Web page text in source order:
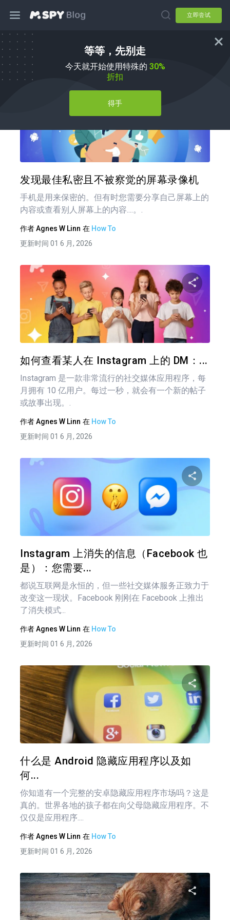
立即尝试
等等，先别走
今天就开始使用特殊的 30%
折扣
得手
如何
发现最佳私密且不被察觉的屏幕录像机
手机是用来保密的。但有时您需要分享自己屏幕上的
内容或查看别人屏幕上的内容....。.
作者Agnes W Linn 在 How To
更新时间 01 6 月, 2026
如何查看某人在 Instagram 上的 DM：...
Instagram 是一款非常流行的社交媒体应用程序，每
月拥有 10 亿用户。每过一秒，就会有一个新的帖子
或故事出现。.
作者Agnes W Linn 在 How To
更新时间 01 6 月, 2026
Instagram 上消失的信息（Facebook 也
是）：您需要...
都说互联网是永恒的，但一些社交媒体服务正致力于
改变这一现状。Facebook 刚刚在 Facebook 上推出
了消失模式...
作者Agnes W Linn 在 How To
更新时间 01 6 月, 2026
分
什么是 Android 隐藏应用程序以及如
何...
你知道有一个完整的安卓隐藏应用程序市场吗？这是
真的。世界各地的孩子都在向父母隐藏应用程序。不
仅仅是应用程序....
作者Agnes W Linn 在 How To
更新时间 01 6 月, 2026
分